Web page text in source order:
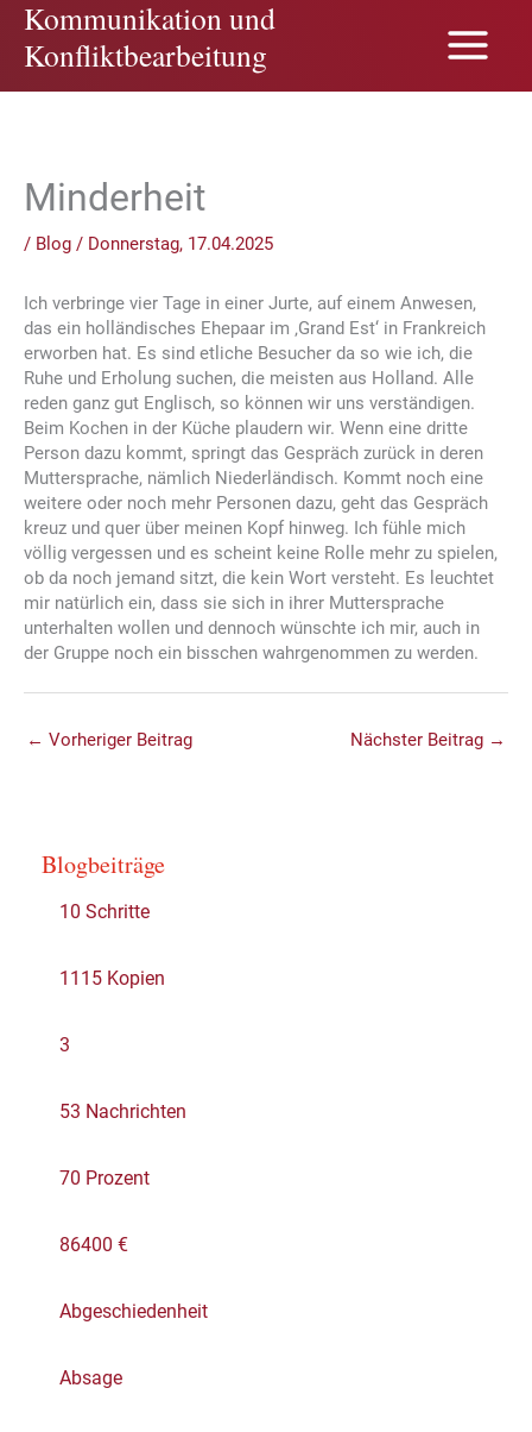
Zum
Inhalt
springen
Kommunikation und
Konfliktbearbeitung
Minderheit
/ Blog / Donnerstag, 17.04.2025
Ich verbringe vier Tage in einer Jurte, auf einem Anwesen,
das ein holländisches Ehepaar im ‚Grand Est‘ in Frankreich
erworben hat. Es sind etliche Besucher da so wie ich, die
Ruhe und Erholung suchen, die meisten aus Holland. Alle
reden ganz gut Englisch, so können wir uns verständigen.
Beim Kochen in der Küche plaudern wir. Wenn eine dritte
Person dazu kommt, springt das Gespräch zurück in deren
Muttersprache, nämlich Niederländisch. Kommt noch eine
weitere oder noch mehr Personen dazu, geht das Gespräch
kreuz und quer über meinen Kopf hinweg. Ich fühle mich
völlig vergessen und es scheint keine Rolle mehr zu spielen,
ob da noch jemand sitzt, die kein Wort versteht. Es leuchtet
mir natürlich ein, dass sie sich in ihrer Muttersprache
unterhalten wollen und dennoch wünschte ich mir, auch in
der Gruppe noch ein bisschen wahrgenommen zu werden.
← Vorheriger Beitrag Nächster Beitrag →
Blogbeiträge
10 Schritte
1115 Kopien
3
53 Nachrichten
70 Prozent
86400 €
Abgeschiedenheit
Absage